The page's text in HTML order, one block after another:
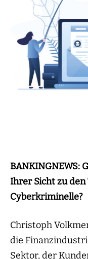
BANKINGNEWS:
Ihrer Sicht zu
Cyberkriminelle?
Christoph
die
Sektor, der